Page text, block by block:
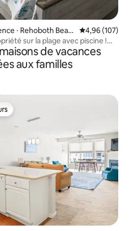
⋅ Rehoboth Beac
Évaluation
4,96 (107)
sur la plage avec piscine !
et du matériel de plage
de vacances
aux familles